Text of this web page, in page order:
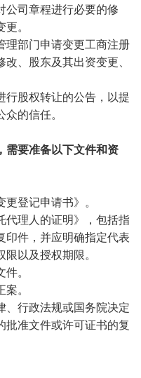
公司章程进行必要的修
。
理部门申请变更工商注册
、股东及其出资变更、
行股权转让的公告，以提
的信任。
需要准备以下文件和资
登记申请书》。
代理人的证明》，包括指
印件，并应明确指定代表
以及授权期限。
。
。
、行政法规或国务院决定
准文件或许可证书的复